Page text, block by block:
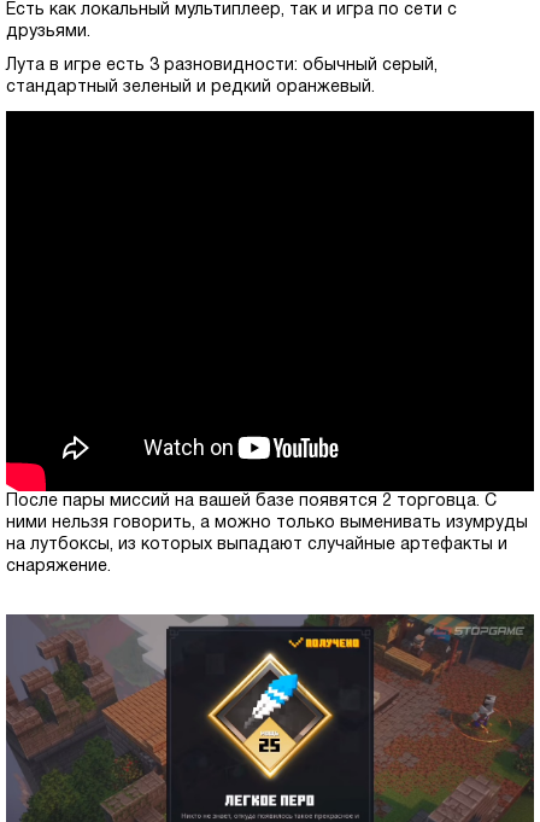
Есть как локальный мультиплеер, так и игра по сети с
друзьями.
Лута в игре есть 3 разновидности: обычный серый,
стандартный зеленый и редкий оранжевый.
После пары миссий на вашей базе появятся 2 торговца. С
ними нельзя говорить, а можно только выменивать изумруды
на лутбоксы, из которых выпадают случайные артефакты и
снаряжение.